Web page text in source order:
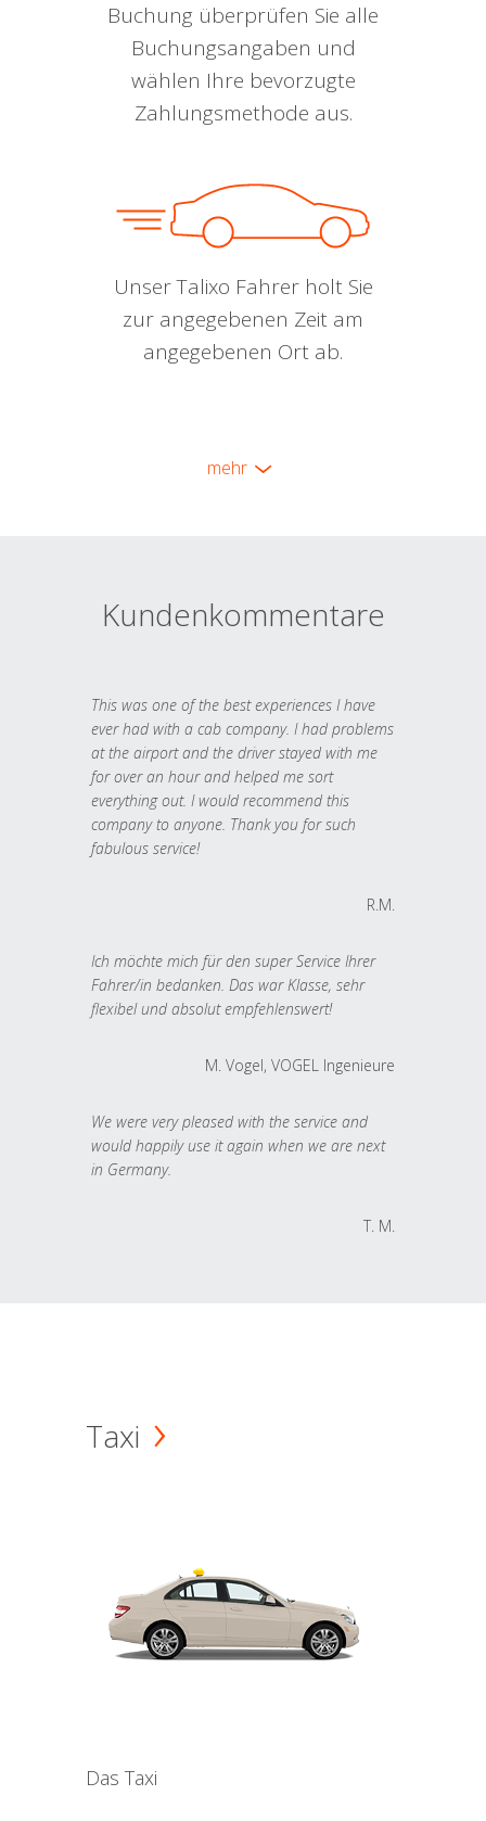
Buchung überprüfen Sie alle
Buchungsangaben und
wählen Ihre bevorzugte
Zahlungsmethode aus.
Unser Talixo Fahrer holt Sie
zur angegebenen Zeit am
angegebenen Ort ab.
mehr
Kundenkommentare
This was one of the best experiences I have
ever had with a cab company. I had problems
at the airport and the driver stayed with me
for over an hour and helped me sort
everything out. I would recommend this
company to anyone. Thank you for such
fabulous service!
R.M.
Ich möchte mich für den super Service Ihrer
Fahrer/in bedanken. Das war Klasse, sehr
flexibel und absolut empfehlenswert!
M. Vogel, VOGEL Ingenieure
We were very pleased with the service and
would happily use it again when we are next
in Germany.
T. M.
Taxi
Das Taxi